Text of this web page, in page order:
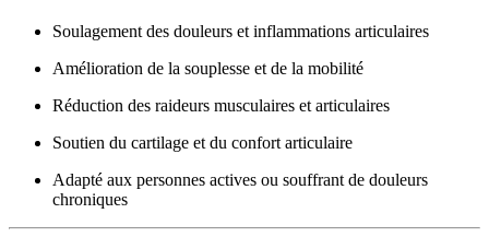
Soulagement des douleurs et inflammations articulaires
Amélioration de la souplesse et de la mobilité
Réduction des raideurs musculaires et articulaires
Soutien du cartilage et du confort articulaire
Adapté aux personnes actives ou souffrant de douleurs
chroniques